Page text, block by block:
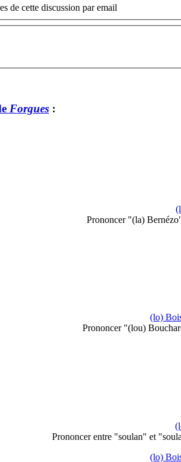
de cette discussion par email
Forgues :
Prononcer "(la)
(lo)
Prononcer "(lou)
Prononcer entre "soulan" et
(lo)